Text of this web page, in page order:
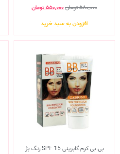
۵۸۰,۰۰۰تومان۵۵۰,۰۰۰تومان
افزودن به سبد خرید
بی بی کرم گابرینی SPF 15 رنگ بژ